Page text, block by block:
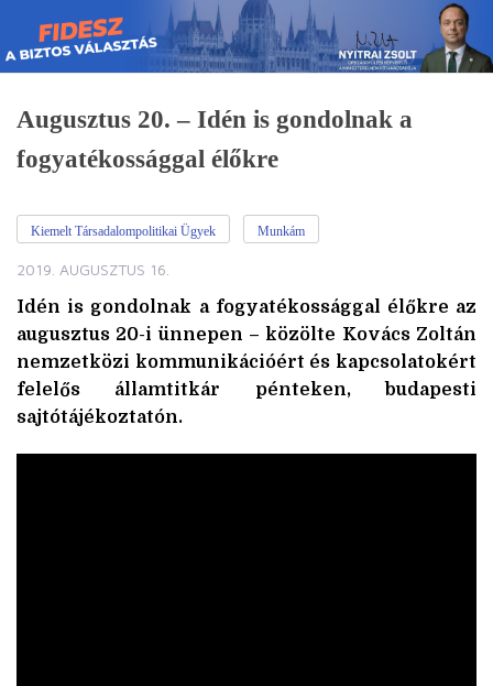
Skip
to
content
Augusztus 20. – Idén is gondolnak a
fogyatékossággal élőkre
Kiemelt Társadalompolitikai Ügyek Munkám
2019. AUGUSZTUS 16.
Idén is gondolnak a fogyatékossággal élőkre az
augusztus 20-i ünnepen – közölte Kovács Zoltán
nemzetközi kommunikációért és kapcsolatokért
felelős államtitkár pénteken, budapesti
sajtótájékoztatón.